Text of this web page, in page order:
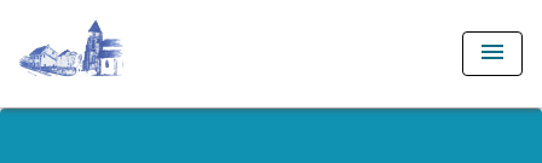
menu